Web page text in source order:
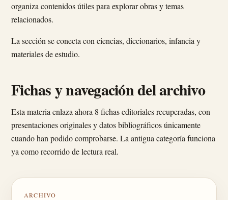
organiza contenidos útiles para explorar obras y temas
relacionados.
La sección se conecta con ciencias, diccionarios, infancia y
materiales de estudio.
Fichas y navegación del archivo
Esta materia enlaza ahora 8 fichas editoriales recuperadas, con
presentaciones originales y datos bibliográficos únicamente
cuando han podido comprobarse. La antigua categoría funciona
ya como recorrido de lectura real.
ARCHIVO